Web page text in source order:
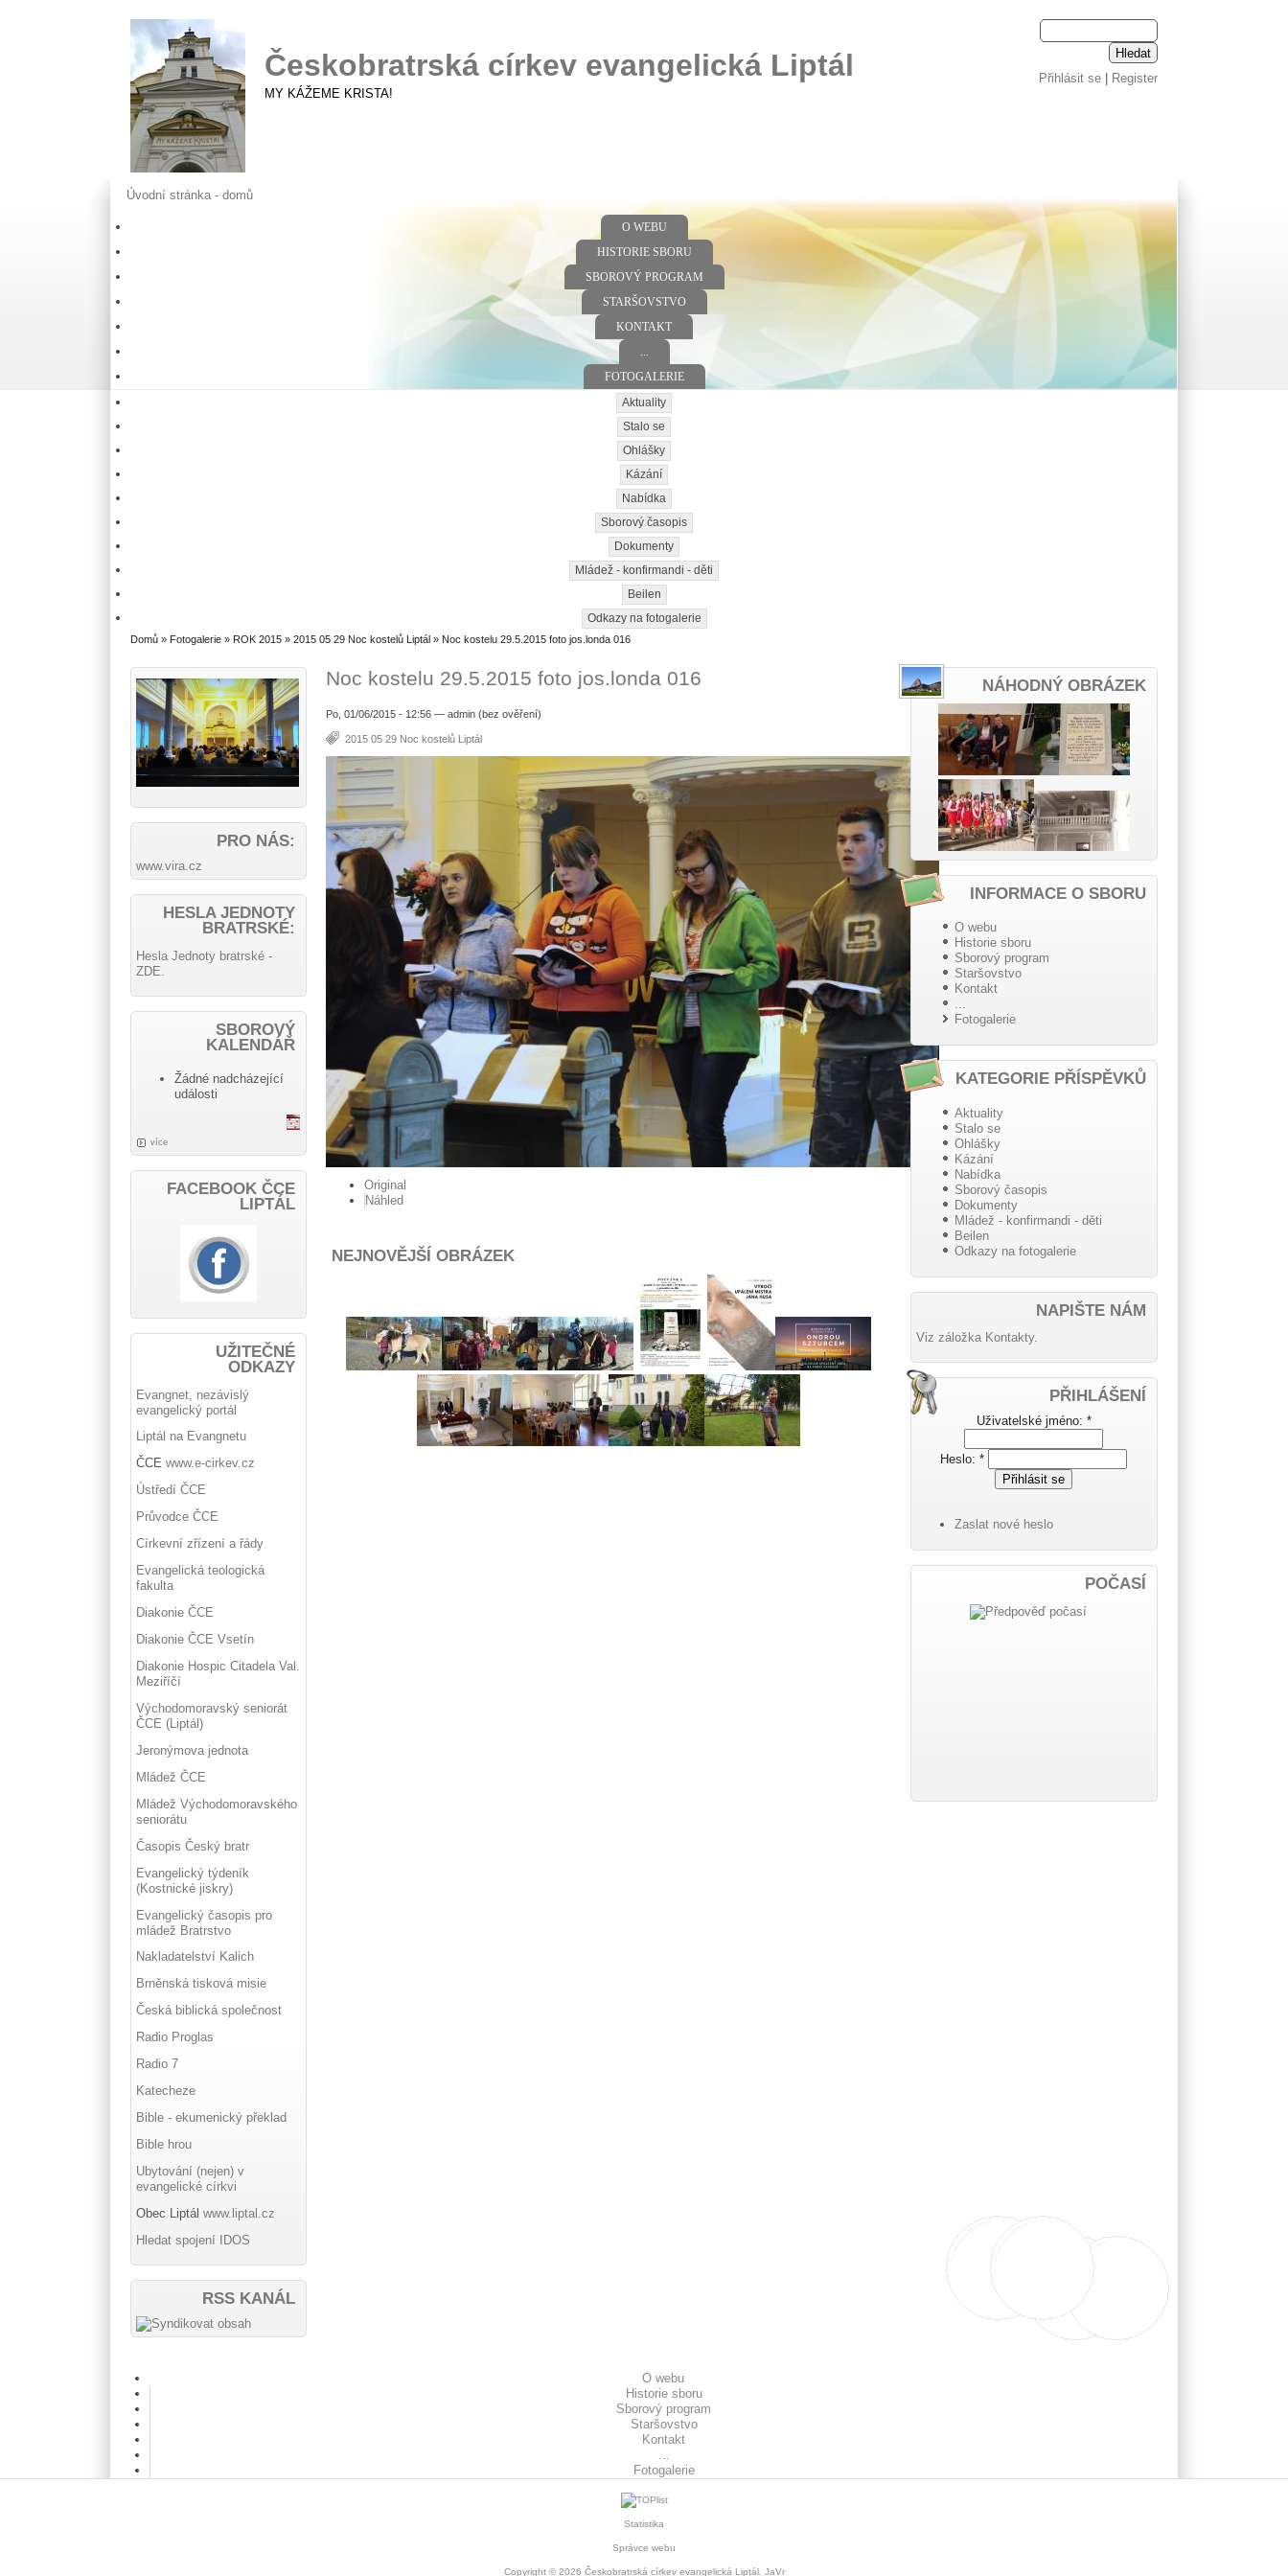
Přihlásit se| Register
Českobratrská církev evangelická Liptál
MY KÁŽEME KRISTA!
Úvodní stránka - domů
O WEBU
HISTORIE SBORU
SBOROVÝ PROGRAM
STARŠOVSTVO
KONTAKT
FOTOGALERIE
Aktuality
Stalo se
Ohlášky
Kázání
Nabídka
Sborový časopis
Dokumenty
Mládež - konfirmandi - děti
Beilen
Odkazy na fotogalerie
Domů » Fotogalerie » ROK 2015 »2015 05 29 Noc kostelů Liptál » Noc kostelu 29.5.2015 foto jos.londa 016
Noc kostelu 29.5.2015 foto jos.londa 016
Po, 01/06/2015 - 12:56 — admin (bez ověření)
2015 05 29 Noc kostelů Liptál
Original
Náhled
NEJNOVĚJŠÍ OBRÁZEK
PRO NÁS:
www.vira.cz
HESLA JEDNOTY
BRATRSKÉ:
Hesla Jednoty bratrské -
ZDE.
SBOROVÝ
KALENDÁŘ
Žádné nadcházející
události
více
FACEBOOK ČCE
LIPTÁL
UŽITEČNÉ
ODKAZY
Evangnet, nezávislý
evangelický portál
Liptál na Evangnetu
ČCEwww.e-cirkev.cz
Ústředí ČCE
Průvodce ČCE
Církevní zřízení a řády
Evangelická teologická
fakulta
Diakonie ČCE
Diakonie ČCE Vsetín
Diakonie Hospic Citadela Val.
Meziříčí
Východomoravský seniorát
ČCE (Liptál)
Jeronýmova jednota
Mládež ČCE
Mládež Východomoravského
seniorátu
Časopis Český bratr
Evangelický týdeník
(Kostnické jiskry)
Evangelický časopis pro
mládež Bratrstvo
Nakladatelství Kalich
Brněnská tisková misie
Česká biblická společnost
Radio Proglas
Radio 7
Katecheze
Bible - ekumenický překlad
Bible hrou
Ubytování (nejen) v
evangelické církvi
Obec Liptálwww.liptal.cz
Hledat spojení IDOS
RSS KANÁL
NÁHODNÝ OBRÁZEK
INFORMACE O SBORU
O webu
Historie sboru
Sborový program
Staršovstvo
Kontakt
Fotogalerie
KATEGORIE PŘÍSPĚVKŮ
Aktuality
Stalo se
Ohlášky
Kázání
Nabídka
Sborový časopis
Dokumenty
Mládež - konfirmandi - děti
Beilen
Odkazy na fotogalerie
NAPIŠTE NÁM
Viz záložka Kontakty.
PŘIHLÁŠENÍ
Uživatelské jméno: *
Heslo:*
Zaslat nové heslo
POČASÍ
O webu
Historie sboru
Sborový program
Staršovstvo
Kontakt
Fotogalerie
Statistika
Správce webu
Copyright © 2026 Českobratrská církev evangelická Liptál. JaVr